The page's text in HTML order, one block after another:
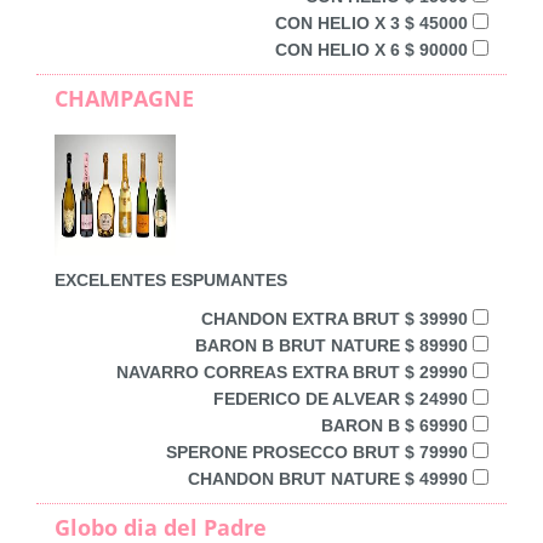
CON HELIO X 3 $ 45000
CON HELIO X 6 $ 90000
CHAMPAGNE
EXCELENTES ESPUMANTES
CHANDON EXTRA BRUT $ 39990
BARON B BRUT NATURE $ 89990
NAVARRO CORREAS EXTRA BRUT $ 29990
FEDERICO DE ALVEAR $ 24990
BARON B $ 69990
SPERONE PROSECCO BRUT $ 79990
CHANDON BRUT NATURE $ 49990
Globo dia del Padre